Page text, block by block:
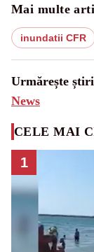
Mai multe
inundatii CFR
Urmărește
News
CELE MAI
1